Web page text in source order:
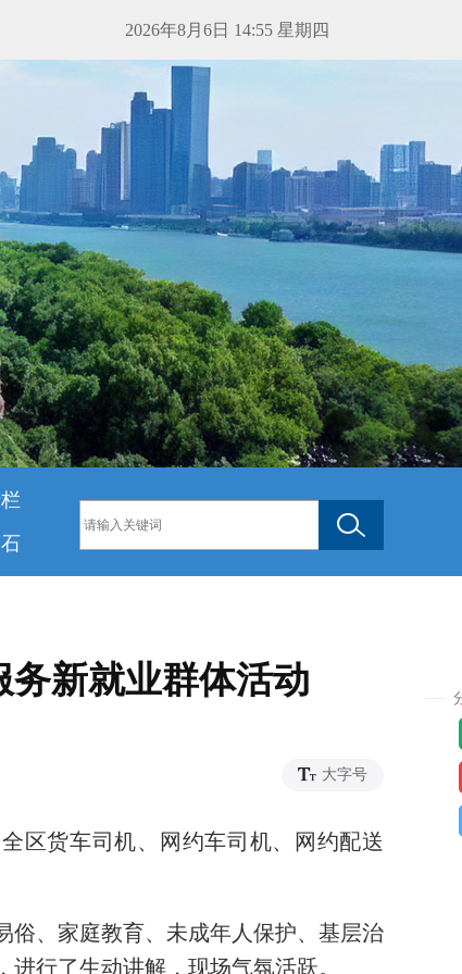
2026年8月6日 14:55 星期四
新就业群体活动
大字号
区货车司机、网约车司机、网约配送
俗、家庭教育、未成年人保护、基层治
行了生动讲解，现场气氛活跃。